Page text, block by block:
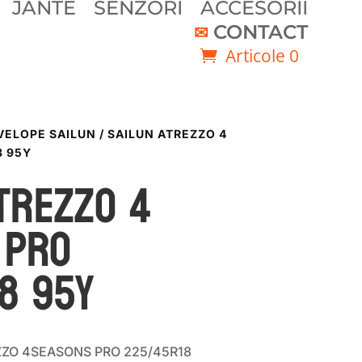
JANTE SENZORI
ACCESORII
CONTACT
Articole 0
SAILUN / SAILUN ATREZZO 4
95Y
4
95Y
4SEASONS PRO 225/45R18